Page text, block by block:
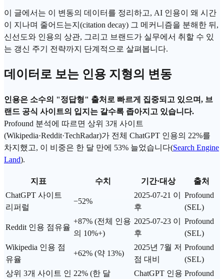
이 글에서는 이 변동의 데이터를 정리하고, AI 인용이 왜 시간
이 지나며 줄어드는지(citation decay) 그 메커니즘을 분해한 뒤,
신선도와 인용의 상관, 그리고 브랜드가 실무에서 취할 수 있
는 갱신 주기 전략까지 단계적으로 살펴봅니다.
데이터로 보는 인용 지형의 변동
인용은 소수의 "정답형" 출처로 빠르게 집중되고 있으며, 브
랜드 공식 사이트의 입지는 갈수록 좁아지고 있습니다.
Profound 분석에 따르면 상위 3개 사이트
(Wikipedia·Reddit·TechRadar)가 전체 ChatGPT 인용의 22%를
차지했고, 이 비중은 한 달 만에 53% 늘었습니다(Search Engine
Land).
지표 수치 기간·대상
출처
ChatGPT 사이트
리퍼럴
−52%
2025-07-21 이
후
Profound
(SEL)
Reddit 인용 점유율
+87% (전체 인용
의 10%+)
2025-07-23 이
후
Profound
(SEL)
Wikipedia 인용 점
유율
+62% (약 13%)
2025년 7월 저
점 대비
Profound
(SEL)
상위 3개 사이트 인 22% (한 달
ChatGPT 인용 Profound